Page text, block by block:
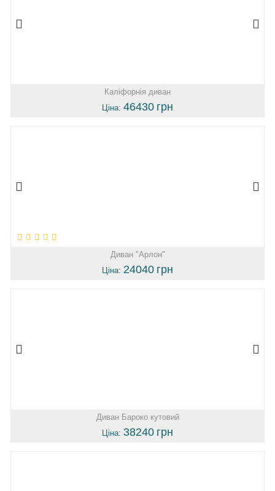
Каліфорнія диван
Ціна: 46430 грн
Диван "Арлон"
Ціна: 24040 грн
Диван Бароко кутовий
Ціна: 38240 грн